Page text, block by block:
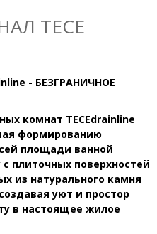
TECE
- БЕЗГРАНИЧНОЕ
комнат TECEdrainline
формированию
площади ванной
плиточных поверхностей
из натурального камня
уют и простор
в настоящее жилое